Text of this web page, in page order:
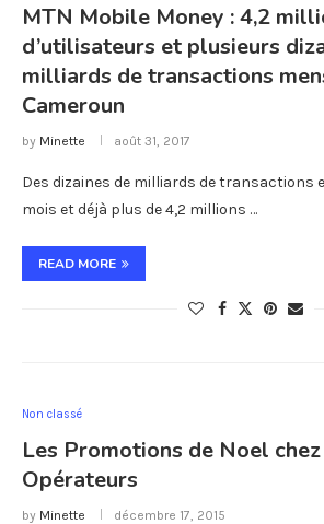
MTN Mobile Money : 4,2
d’utilisateurs et plusieurs
milliards de transactions
Cameroun
by Minette août 31, 2017
Des dizaines de milliards de transactions
mois et déjà plus de 4,2 millions …
READ MORE
Non classé
Les Promotions de Noel
Opérateurs
by Minette décembre 17, 2015